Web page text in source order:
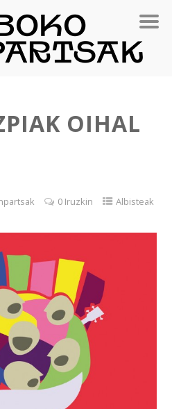
OIHAL
0 Iruzkin Albisteak